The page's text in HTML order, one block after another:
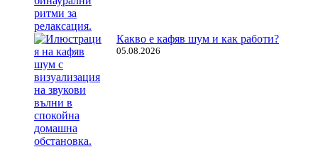
Какво е кафяв шум и как работи?
05.08.2026